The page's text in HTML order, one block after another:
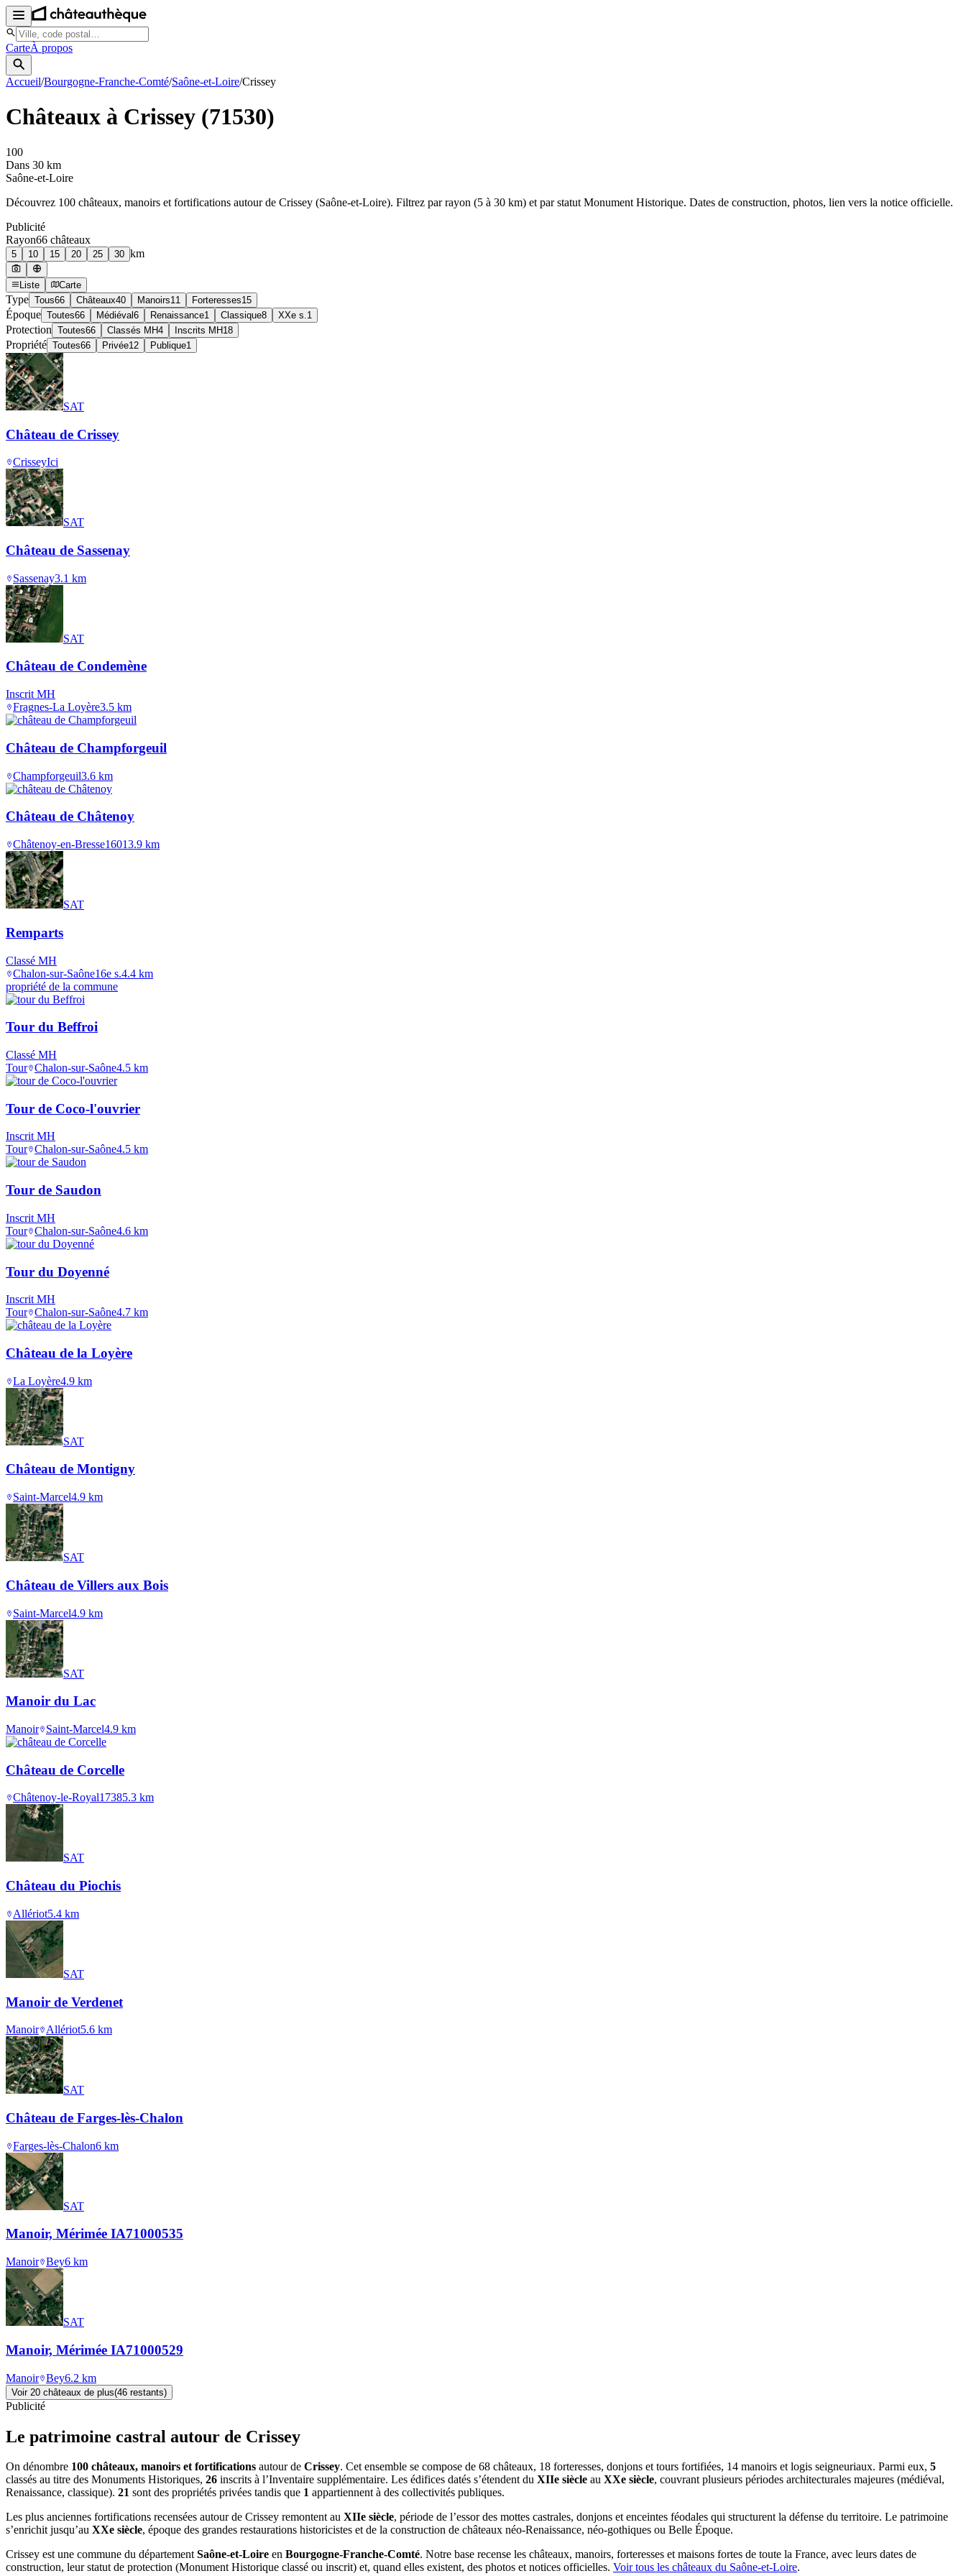
CarteÀ propos
Accueil/Bourgogne-Franche-Comté/Saône-et-Loire/Crissey
Châteaux à Crissey (71530)
100
Dans 30 km
Saône-et-Loire
Découvrez 100 châteaux, manoirs et fortifications autour de Crissey (Saône-et-Loire). Filtrez par rayon (5 à 30 km) et par statut Monument Historique. Dates de construction, photos, lien vers la notice officielle.
Publicité
Rayon66 châteaux
5 10 15 20 25 30 km
Liste Carte
Type Tous66 Châteaux40 Manoirs11 Forteresses15
Époque Toutes66 Médiéval 6 Renaissance1 Classique8 XXe s. 1
Protection Toutes66 Classés MH4 Inscrits MH18
Propriété Toutes66 Privée12 Publique1
SAT
Château de Crissey
CrisseyIci
SAT
Château de Sassenay
Sassenay3.1 km
SAT
Château de Condemène
Inscrit MH
Fragnes-La Loyère3.5 km
Château de Champforgeuil
Champforgeuil3.6 km
Château de Châtenoy
Châtenoy-en-Bresse16013.9 km
SAT
Remparts
Classé MH
Chalon-sur-Saône16e s.4.4 km
propriété de la commune
Tour du Beffroi
Classé MH
Tour Chalon-sur-Saône4.5 km
Tour de Coco-l'ouvrier
Inscrit MH
Tour Chalon-sur-Saône4.5 km
Tour de Saudon
Inscrit MH
Tour Chalon-sur-Saône4.6 km
Tour du Doyenné
Inscrit MH
Tour Chalon-sur-Saône4.7 km
Château de la Loyère
La Loyère4.9 km
SAT
Château de Montigny
Saint-Marcel4.9 km
SAT
Château de Villers aux Bois
Saint-Marcel4.9 km
SAT
Manoir du Lac
Manoir Saint-Marcel4.9 km
Château de Corcelle
Châtenoy-le-Royal17385.3 km
SAT
Château du Piochis
Allériot5.4 km
SAT
Manoir de Verdenet
Manoir Allériot5.6 km
SAT
Château de Farges-lès-Chalon
Farges-lès-Chalon6 km
SAT
Manoir, Mérimée IA71000535
Manoir Bey6 km
SAT
Manoir, Mérimée IA71000529
Manoir Bey6.2 km
Voir 20 châteaux de plus(46 restants)
Publicité
Le patrimoine castral autour de Crissey
On dénombre 100 châteaux, manoirs et fortifications autour de Crissey. Cet ensemble se compose de 68 châteaux, 18 forteresses, donjons et tours fortifiées, 14 manoirs et logis seigneuriaux. Parmi eux, 5
classés au titre des Monuments Historiques, 26 inscrits à l’Inventaire supplémentaire. Les édifices datés s’étendent du XIIe siècle au XXe siècle, couvrant plusieurs périodes architecturales majeures (médiéval,
Renaissance, classique). 21 sont des propriétés privées tandis que 1 appartiennent à des collectivités publiques.
Les plus anciennes fortifications recensées autour de Crissey remontent au XIIe siècle, période de l’essor des mottes castrales, donjons et enceintes féodales qui structurent la défense du territoire. Le patrimoine
s’enrichit jusqu’au XXe siècle, époque des grandes restaurations historicistes et de la construction de châteaux néo-Renaissance, néo-gothiques ou Belle Époque.
Crissey est une commune du départementSaône-et-Loire en Bourgogne-Franche-Comté. Notre base recense les châteaux, manoirs, forteresses et maisons fortes de toute la France, avec leurs dates de
construction, leur statut de protection (Monument Historique classé ou inscrit) et, quand elles existent, des photos et notices officielles. Voir tous les châteaux du Saône-et-Loire.